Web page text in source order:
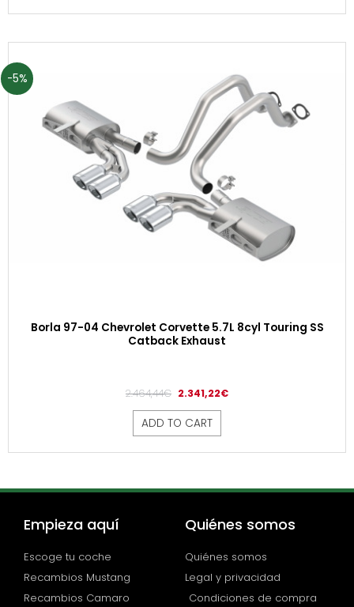
-5%
Borla 97-04 Chevrolet Corvette 5.7L 8cyl Touring SS
Catback Exhaust
2.464,44€ 2.341,22€
ADD TO CART
Empieza aquí
Escoge tu coche
Recambios Mustang
Recambios Camaro
Quiénes somos
Quiénes somos
Legal y privacidad
Condiciones de compra